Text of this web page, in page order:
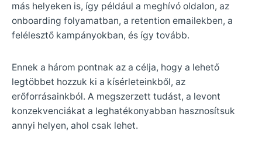
más helyeken is, így például a meghívó oldalon, az
onboarding folyamatban, a retention emailekben, a
felélesztő kampányokban, és így tovább.
Ennek a három pontnak az a célja, hogy a lehető
legtöbbet hozzuk ki a kísérleteinkből, az
erőforrásainkból. A megszerzett tudást, a levont
konzekvenciákat a leghatékonyabban hasznosítsuk
annyi helyen, ahol csak lehet.